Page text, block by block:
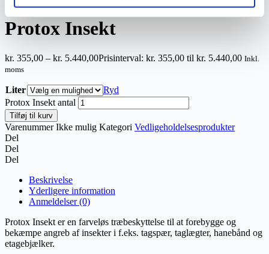
Protox Insekt
kr. 355,00 – kr. 5.440,00Prisinterval: kr. 355,00 til kr. 5.440,00 Inkl.
moms
Liter
Ryd
Protox Insekt antal
Tilføj til kurv
VarenummerIkke mulig Kategori Vedligeholdelsesprodukter
Del
Del
Del
Beskrivelse
Yderligere information
Anmeldelser (0)
Protox Insekt er en farveløs træbeskyttelse til at forebygge og
bekæmpe angreb af insekter i f.eks. tagspær, taglægter, hanebånd og
etagebjælker.